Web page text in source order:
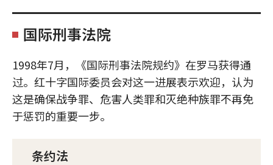
国际刑事法院
1998年7月，《国际刑事法院规约》在罗马获得通
过。红十字国际委员会对这一进展表示欢迎，认为
这是确保战争罪、危害人类罪和灭绝种族罪不再免
于惩罚的重要一步。
条约法